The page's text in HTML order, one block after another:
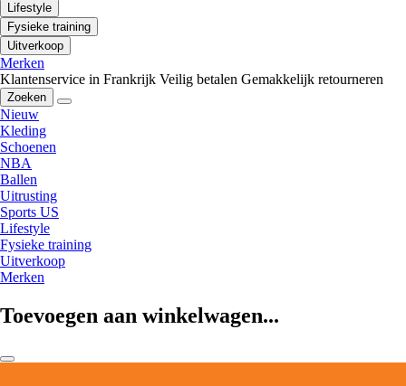
Lifestyle
Fysieke training
Uitverkoop
Merken
Klantenservice in Frankrijk Veilig betalen Gemakkelijk retourneren
Zoeken
Nieuw
Kleding
Schoenen
NBA
Ballen
Uitrusting
Sports US
Lifestyle
Fysieke training
Uitverkoop
Merken
Toevoegen aan winkelwagen...